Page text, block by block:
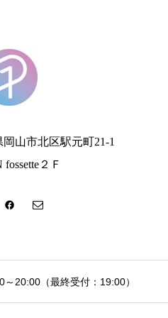
山市北区駅元町21-1
２Ｆ
20:00（最終受付：19:00）